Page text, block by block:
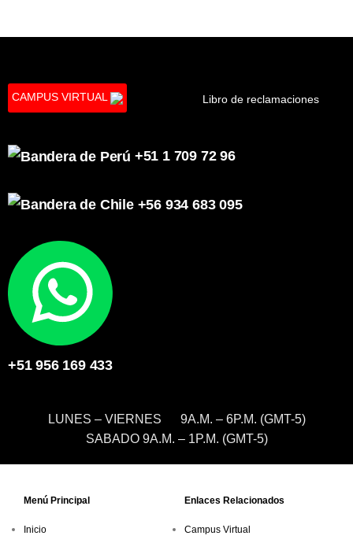
CAMPUS VIRTUAL Libro de reclamaciones
+51 1 709 72 96
+56 934 683 095
+51 956 169 433
LUNES – VIERNES 9A.M. – 6P.M. (GMT-5)
SABADO 9A.M. – 1P.M. (GMT-5)
Menú Principal
Inicio
Enlaces Relacionados
Campus Virtual